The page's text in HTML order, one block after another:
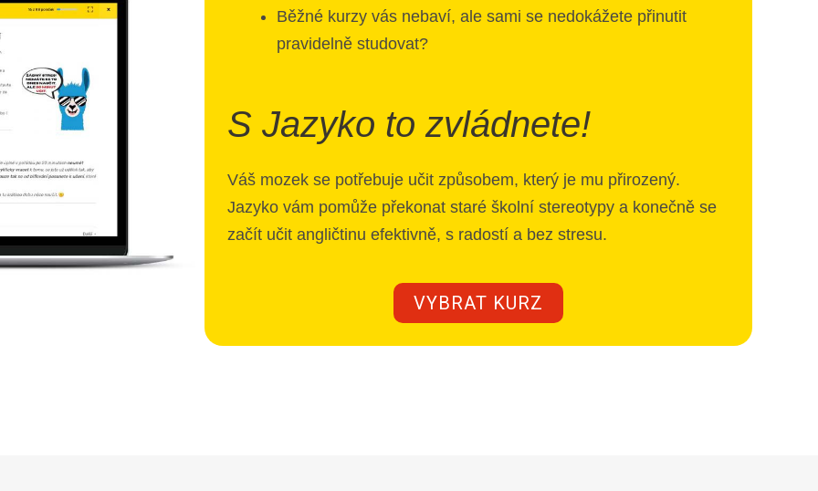
Běžné kurzy vás nebaví, ale sami se nedokážete přinutit
pravidelně studovat?
S Jazyko to zvládnete!
Váš mozek se potřebuje učit způsobem, který je mu přirozený.
Jazyko vám pomůže překonat staré školní stereotypy a konečně se
začít učit angličtinu efektivně, s radostí a bez stresu.
VYBRAT KURZ